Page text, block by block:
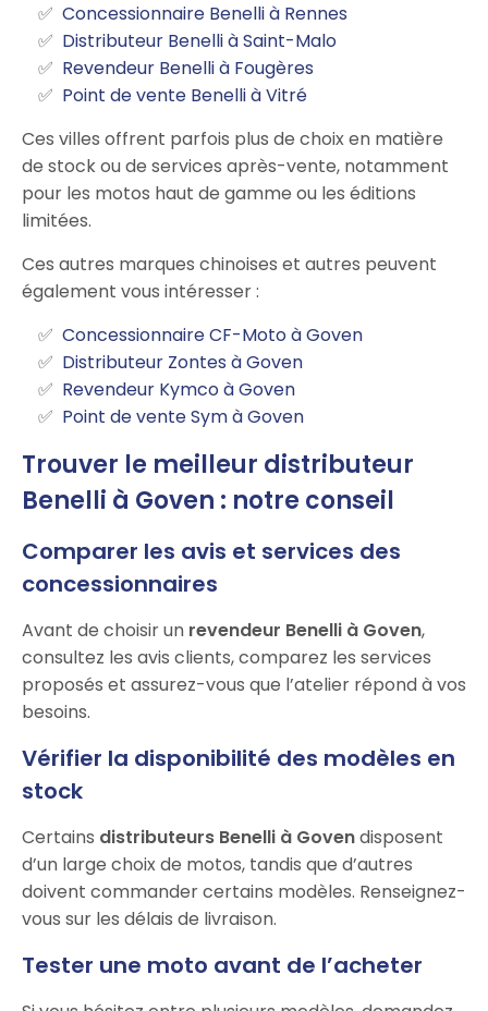
Concessionnaire Benelli à Rennes
Distributeur Benelli à Saint-Malo
Revendeur Benelli à Fougères
Point de vente Benelli à Vitré
Ces villes offrent parfois plus de choix en matière
de stock ou de services après-vente, notamment
pour les motos haut de gamme ou les éditions
limitées.
Ces autres marques chinoises et autres peuvent
également vous intéresser :
Concessionnaire CF-Moto à Goven
Distributeur Zontes à Goven
Revendeur Kymco à Goven
Point de vente Sym à Goven
Trouver le meilleur distributeur
Benelli à Goven : notre conseil
Comparer les avis et services des
concessionnaires
Avant de choisir un revendeur Benelli à Goven,
consultez les avis clients, comparez les services
proposés et assurez-vous que l’atelier répond à vos
besoins.
Vérifier la disponibilité des modèles en
stock
Certains distributeurs Benelli à Govendisposent
d’un large choix de motos, tandis que d’autres
doivent commander certains modèles. Renseignez-
vous sur les délais de livraison.
Tester une moto avant de l’acheter